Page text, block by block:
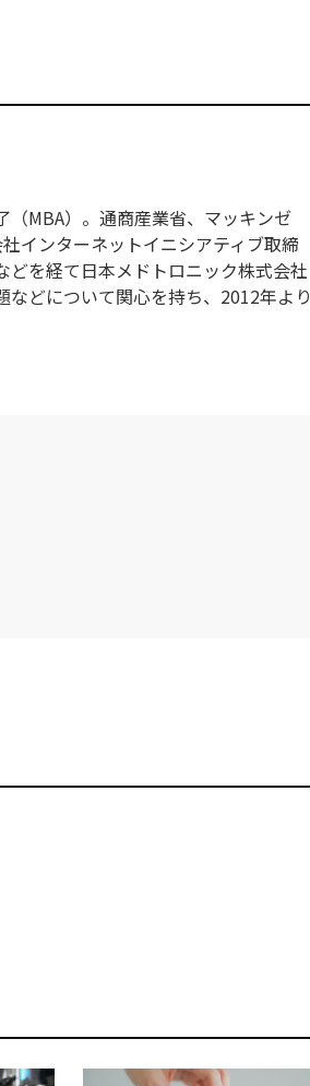
MBA）。通商産業省、マッキンゼ
インターネットイニシアティブ取締
を経て日本メドトロニック株式会社
どについて関心を持ち、2012年より